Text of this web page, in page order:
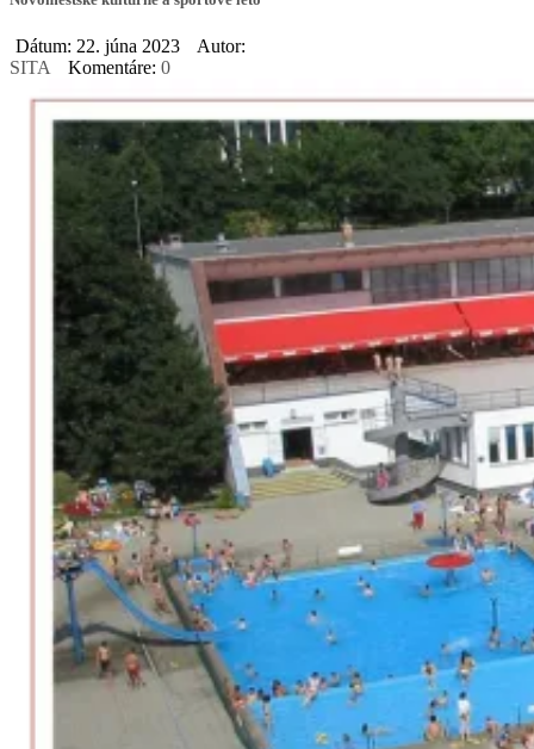
Dátum: 22. júna 2023
Autor:
SITA
Komentáre: 0